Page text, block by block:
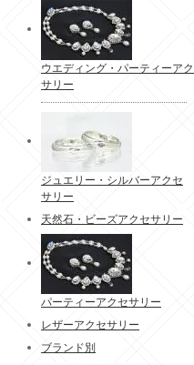
ウエディング・パーティーア
サリー
ジュエリー・シルバーアクセ
サリー
天然石・ビーズアクセサリー
パーティーアクセサリー
レザーアクセサリー
ブランド別